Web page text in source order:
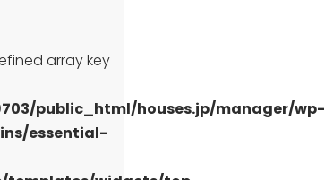
array key
public_html/houses.jp/manager/wp-
essential-